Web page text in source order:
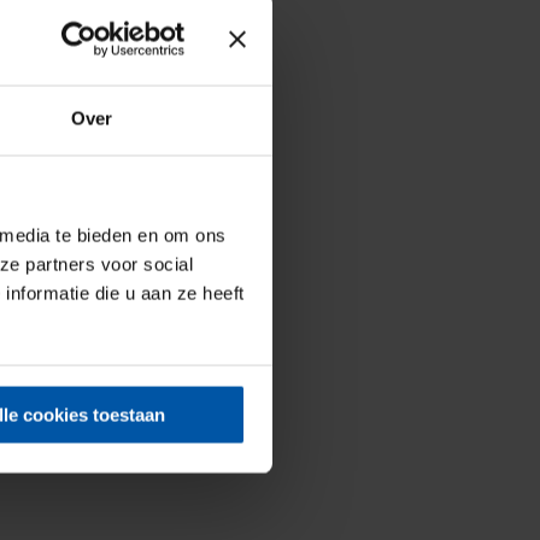
Over
te bieden en om ons
partners voor social
die u aan ze heeft
cookies toestaan